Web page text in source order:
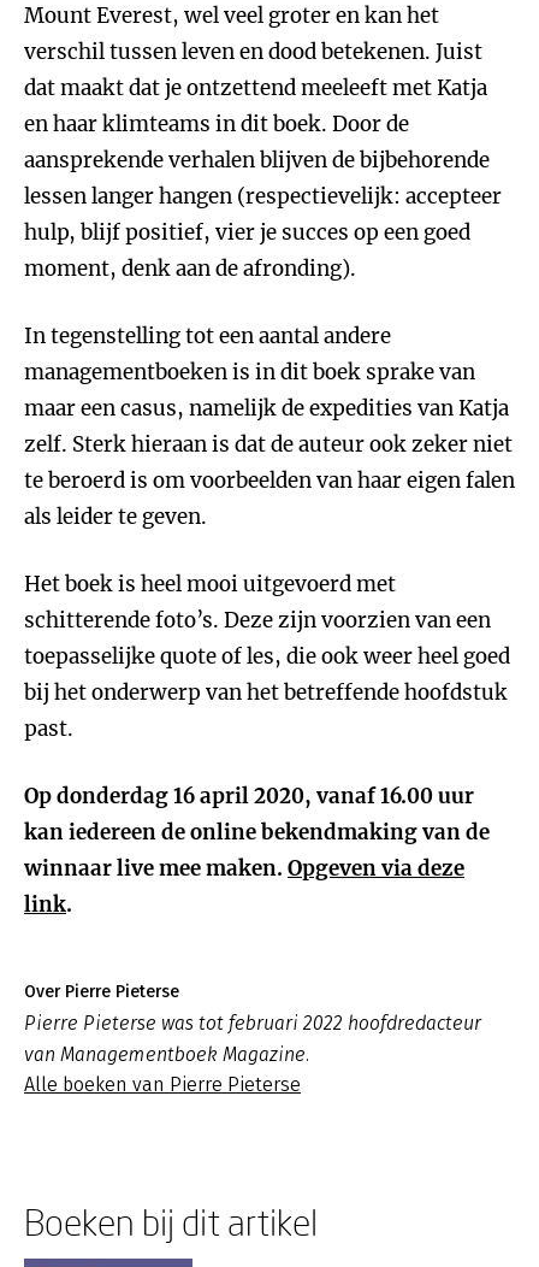
Mount Everest, wel veel groter en kan het
verschil tussen leven en dood betekenen. Juist
dat maakt dat je ontzettend meeleeft met Katja
en haar klimteams in dit boek. Door de
aansprekende verhalen blijven de bijbehorende
lessen langer hangen (respectievelijk: accepteer
hulp, blijf positief, vier je succes op een goed
moment, denk aan de afronding).
In tegenstelling tot een aantal andere
managementboeken is in dit boek sprake van
maar een casus, namelijk de expedities van Katja
zelf. Sterk hieraan is dat de auteur ook zeker niet
te beroerd is om voorbeelden van haar eigen falen
als leider te geven.
Het boek is heel mooi uitgevoerd met
schitterende foto’s. Deze zijn voorzien van een
toepasselijke quote of les, die ook weer heel goed
bij het onderwerp van het betreffende hoofdstuk
past.
Op donderdag 16 april 2020, vanaf 16.00 uur
kan iedereen de online bekendmaking van de
winnaar live mee maken. Opgeven via deze
link.
Over Pierre Pieterse
Pierre Pieterse was tot februari 2022 hoofdredacteur
van Managementboek Magazine.
Alle boeken van Pierre Pieterse
Boeken bij dit artikel